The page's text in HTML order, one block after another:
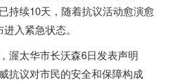
持续10天，随着抗议活动愈演愈
入紧急状态。
太华市长沃森6日发表声明
抗议对市民的安全和保障构成